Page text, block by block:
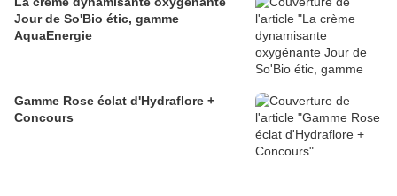
Jour de So'Bio étic, gamme
AquaEnergie
Gamme Rose éclat d'Hydraflore +
Concours